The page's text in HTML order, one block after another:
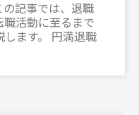
記事では、退職
活動に至るまで
ます。 円満退職